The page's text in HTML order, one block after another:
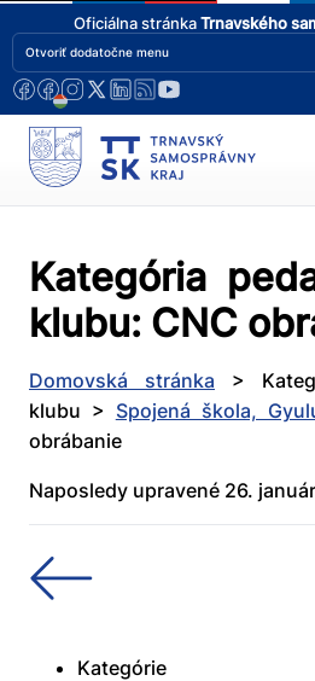
Oficiálna stránkaTrnavského
Otvoriť dodatočne menu
Kategória
klubu: CNC
Domovská stránka >
klubu > Spojená škola,
obrábanie
Naposledy upravené 26.
Kategórie